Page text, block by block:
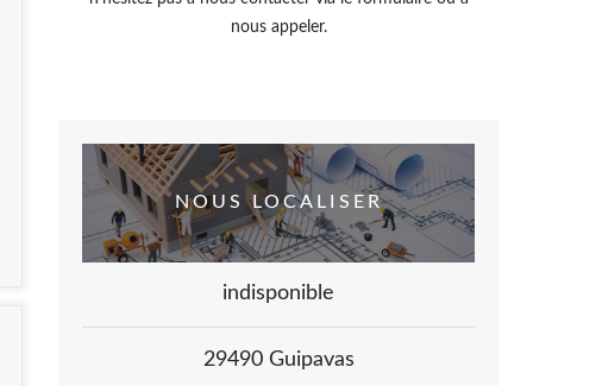
nous appeler.
NOUS LOCALISER
indisponible
29490 Guipavas